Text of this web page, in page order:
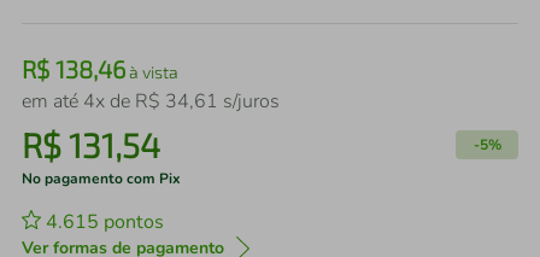
R$ 138,46à vista
em até 4x de R$ 34,61 s/juros
R$131,54 -5%
No pagamento com Pix
4.615 pontos
Ver formas de pagamento